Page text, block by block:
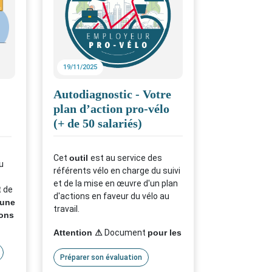
Infos pratiques :
lot de 50 ou 100,
délai d'envoi 1 semaine
vous souhaitez le
labelemployeurprovelo@fu
b.fr📚
de
19/11/2025
Autodiagnostic - Votre
plan d’action pro-vélo
(+ de 50 salariés)
Cet outil est au service des
référents vélo en charge du suivi
et de la mise en œuvre d'un plan
d'actions en faveur du vélo au
travail.
Attention ⚠ Document pour les
salariés
Préparer son évaluation